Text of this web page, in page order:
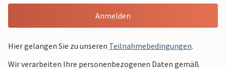
Anmelden
Hier gelangen Sie zu unseren Teilnahmebedingungen.
Wir verarbeiten Ihre personenbezogenen Daten gemäß